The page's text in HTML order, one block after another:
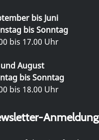
bis Juni
bis Sonntag
bis 17.00 Uhr
und August
bis Sonntag
bis 18.00 Uhr
Anmeldung